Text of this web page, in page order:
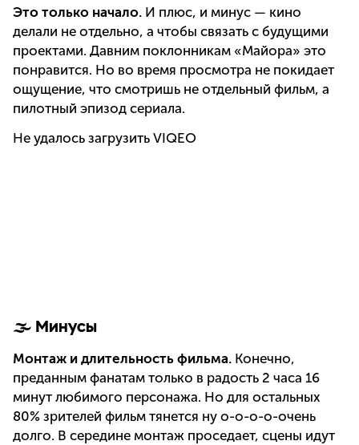
Это только начало. И плюс, и минус — кино
делали не отдельно, а чтобы связать с будущими
проектами. Давним поклонникам «Майора» это
понравится. Но во время просмотра не покидает
ощущение, что смотришь не отдельный фильм, а
пилотный эпизод сериала.
Не удалось загрузить VIQEO
🌫️ Минусы
Монтаж и длительность фильма. Конечно,
преданным фанатам только в радость 2 часа 16
минут любимого персонажа. Но для остальных
80% зрителей фильм тянется ну о-о-о-о-очень
долго. В середине монтаж проседает, сцены идут